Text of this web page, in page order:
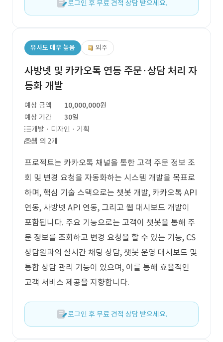
로그인 후 무료 견적 상담 받으세요.
유사도 매우 높음 외주
사방넷 및 카카오톡 연동 주문·상담 처리 자
동화 개발
예상 금액
10,000,000원
예상 기간
30일
개발 · 디자인 · 기획
웹 외 2개
프로젝트는 카카오톡 채널을 통한 고객 주문 정보 조
회 및 변경 요청을 자동화하는 시스템 개발을 목표로
하며, 핵심 기술 스택으로는 챗봇 개발, 카카오톡 API
연동, 사방넷 API 연동, 그리고 웹 대시보드 개발이
포함됩니다. 주요 기능으로는 고객이 챗봇을 통해 주
문 정보를 조회하고 변경 요청을 할 수 있는 기능, CS
상담원과의 실시간 채팅 상담, 챗봇 운영 대시보드 및
통합 상담 관리 기능이 있으며, 이를 통해 효율적인
고객 서비스 제공을 지향합니다.
로그인 후 무료 견적 상담 받으세요.